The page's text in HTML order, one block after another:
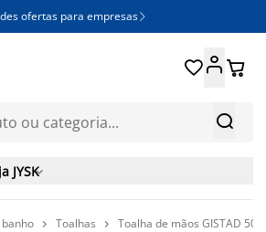
ofertas para empresas 

 
JYSK
 Toalhas  Toalha de mãos GISTAD